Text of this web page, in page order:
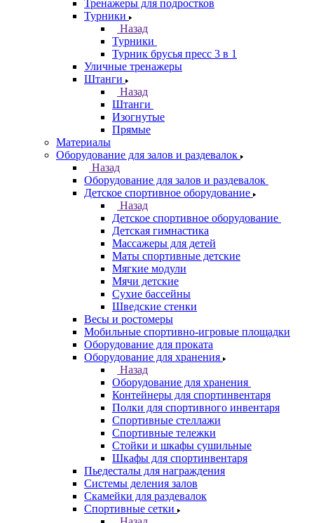
Тренажеры для подростков
Турники
Назад
Турники
Турник брусья пресс 3 в 1
Уличные тренажеры
Штанги
Назад
Штанги
Изогнутые
Прямые
Материалы
Оборудование для залов и раздевалок
Назад
Оборудование для залов и раздевалок
Детское спортивное оборудование
Назад
Детское спортивное оборудование
Детская гимнастика
Массажеры для детей
Маты спортивные детские
Мягкие модули
Мячи детские
Сухие бассейны
Шведские стенки
Весы и ростомеры
Мобильные спортивно-игровые площадки
Оборудование для проката
Оборудование для хранения
Назад
Оборудование для хранения
Контейнеры для спортинвентаря
Полки для спортивного инвентаря
Спортивные стеллажи
Спортивные тележки
Стойки и шкафы сушильные
Шкафы для спортинвентаря
Пьедесталы для награждения
Системы деления залов
Скамейки для раздевалок
Спортивные сетки